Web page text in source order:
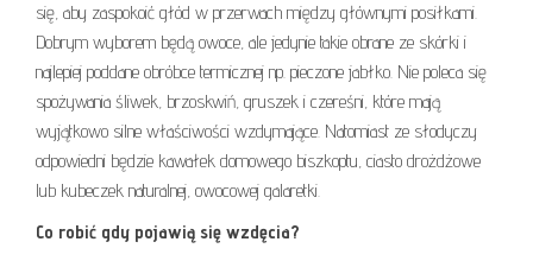
się, aby zaspokoić głód w przerwach między głównymi posiłkami.
Dobrym wyborem będą owoce, ale jedynie takie obrane ze skórki i
najlepiej poddane obróbce termicznej np. pieczone jabłko. Nie poleca się
spożywania śliwek, brzoskwiń, gruszek i czereśni, które mają
wyjątkowo silne właściwości wzdymające. Natomiast ze słodyczy
odpowiedni będzie kawałek domowego biszkoptu, ciasto drożdżowe
lub kubeczek naturalnej, owocowej galaretki.
Co robić gdy pojawią się wzdęcia?